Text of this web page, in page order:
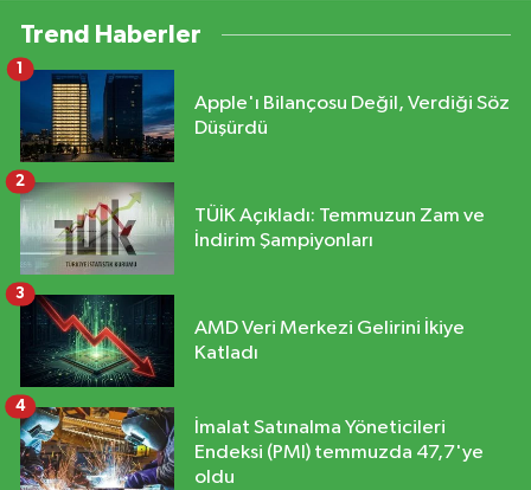
Trend Haberler
Apple'ı Bilançosu Değil, Verdiği Söz
Düşürdü
1
TÜİK Açıkladı: Temmuzun Zam ve
İndirim Şampiyonları
2
AMD Veri Merkezi Gelirini İkiye
Katladı
3
İmalat Satınalma Yöneticileri
Endeksi (PMI) temmuzda 47,7'ye
oldu
4